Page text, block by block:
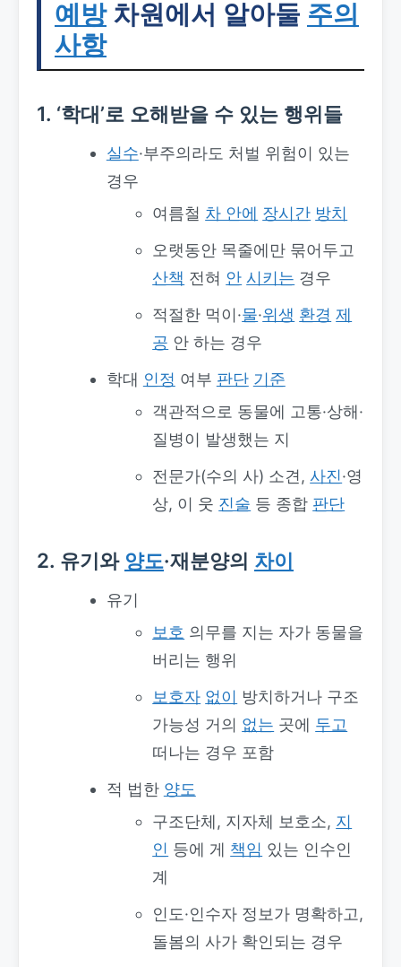
예방차원에서 알아둘 주의
사항
1. ‘학대’로 오해받을 수 있는 행위들
실수·부주의라도 처벌 위험이 있는
경우
여름철 차 안에 장시간 방치
오랫동안 목줄에만 묶어두고
산책 전혀 안 시키는 경우
적절한 먹이·물·위생 환경 제
공 안 하는 경우
학대 인정 여부 판단 기준
객관적으로 동물에 고통·상해·
질병이 발생했는 지
전문가(수의 사) 소견, 사진·영
상, 이 웃 진술 등 종합 판단
2. 유기와 양도·재분양의 차이
유기
보호 의무를 지는 자가 동물을
버리는 행위
보호자 없이 방치하거나 구조
가능성 거의 없는 곳에 두고
떠나는 경우 포함
적 법한 양도
구조단체, 지자체 보호소, 지
인 등에 게 책임 있는 인수인
계
인도·인수자 정보가 명확하고,
돌봄의 사가 확인되는 경우